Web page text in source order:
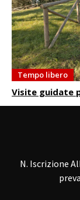
Tempo libero
Visite guidate
N. Iscrizione